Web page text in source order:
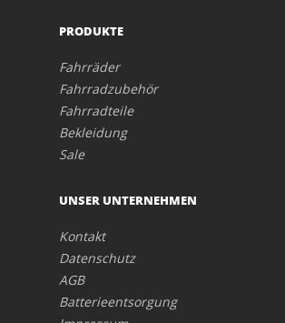
PRODUKTE
Fahrräder
Fahrradzubehör
Fahrradteile
Bekleidung
Sale
UNSER UNTERNEHMEN
Kontakt
Datenschutz
AGB
Batterieentsorgung